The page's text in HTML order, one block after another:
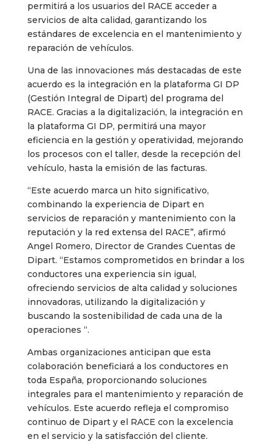
permitirá a los usuarios del RACE acceder a
servicios de alta calidad, garantizando los
estándares de excelencia en el mantenimiento y
reparación de vehículos.
Una de las innovaciones más destacadas de este
acuerdo es la integración en la plataforma GI DP
(Gestión Integral de Dipart) del programa del
RACE. Gracias a la digitalización, la integración en
la plataforma GI DP, permitirá una mayor
eficiencia en la gestión y operatividad, mejorando
los procesos con el taller, desde la recepción del
vehículo, hasta la emisión de las facturas.
“Este acuerdo marca un hito significativo,
combinando la experiencia de Dipart en
servicios de reparación y mantenimiento con la
reputación y la red extensa del RACE”, afirmó
Angel Romero, Director de Grandes Cuentas de
Dipart. “Estamos comprometidos en brindar a los
conductores una experiencia sin igual,
ofreciendo servicios de alta calidad y soluciones
innovadoras, utilizando la digitalización y
buscando la sostenibilidad de cada una de la
operaciones “.
Ambas organizaciones anticipan que esta
colaboración beneficiará a los conductores en
toda España, proporcionando soluciones
integrales para el mantenimiento y reparación de
vehículos. Este acuerdo refleja el compromiso
continuo de Dipart y el RACE con la excelencia
en el servicio y la satisfacción del cliente.